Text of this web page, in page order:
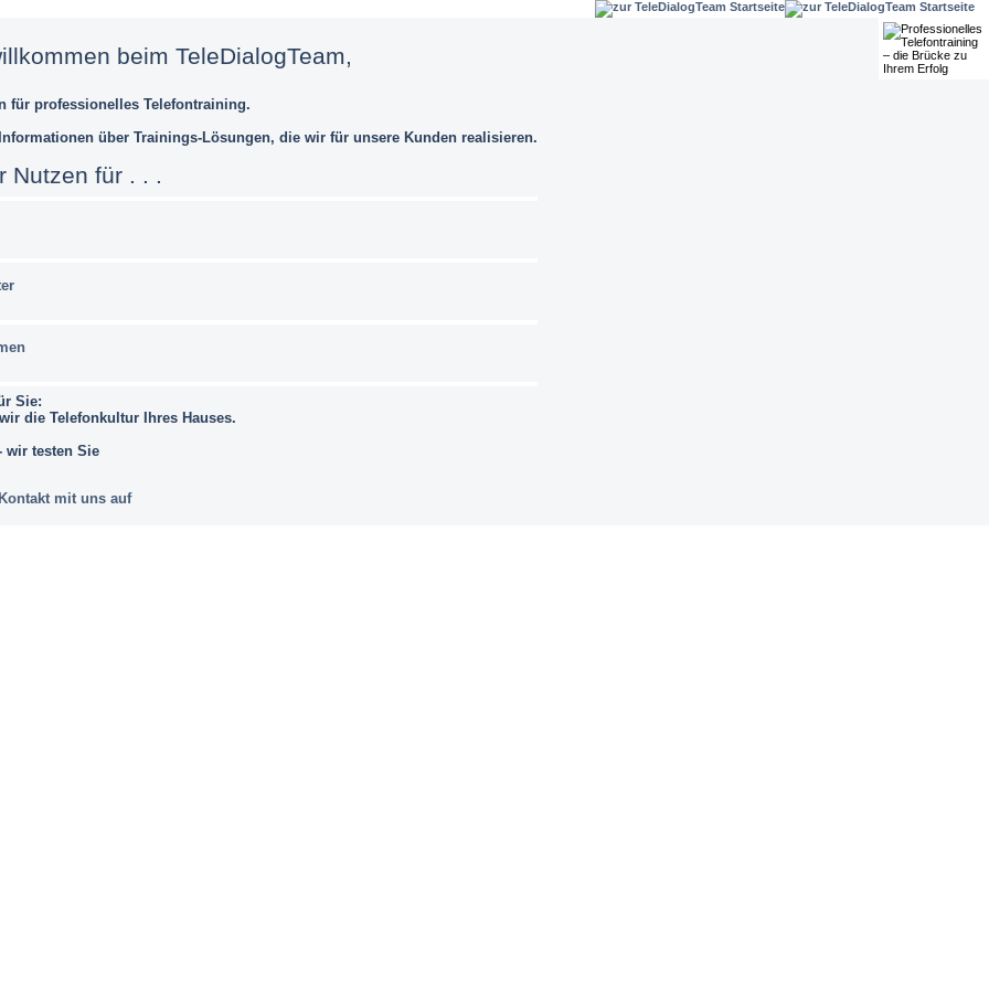
beim TeleDialogTeam,
für professionelles Telefontraining.
über Trainings-Lösungen, die wir für unsere Kunden realisieren.
Nutzen für . . .
Sie:
die Telefonkultur Ihres Hauses.
wir testen Sie
mit uns auf